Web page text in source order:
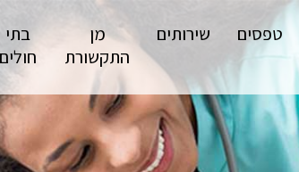
טפסים שירותים
מן
התקשורת
בתי
חולים